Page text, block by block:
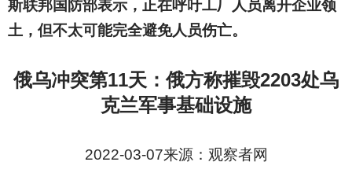
斯联邦国防部表示，正在呼吁工厂人员离开企业领
土，但不太可能完全避免人员伤亡。
俄乌冲突第11天：俄方称摧毁2203处乌
克兰军事基础设施
2022-03-07来源：观察者网